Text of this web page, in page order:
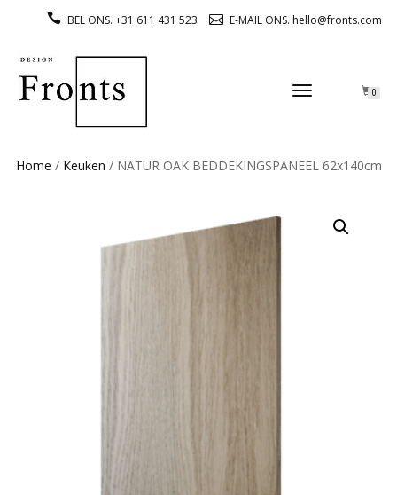
BEL ONS. +31 611 431 523 E-MAIL ONS. hello@fronts.com
TOGGLE
0
Home / Keuken / NATUR OAK BEDDEKINGSPANEEL 62x140cm